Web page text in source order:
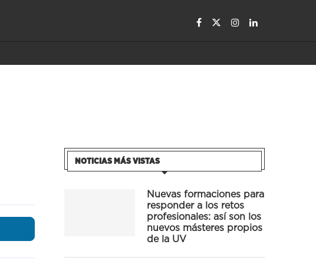
NOTICIAS MÁS VISTAS
Nuevas formaciones para
responder a los retos
profesionales: así son los
nuevos másteres propios
de la UV